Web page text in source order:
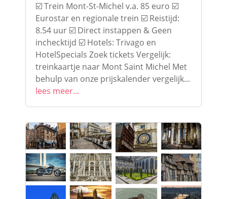
☑️ Trein Mont-St-Michel v.a. 85 euro ☑️
Eurostar en regionale trein ☑️ Reistijd:
8.54 uur ☑️ Direct instappen & Geen
inchecktijd ☑️ Hotels: Trivago en
HotelSpecials Zoek tickets Vergelijk:
treinkaartje naar Mont Saint Michel Met
behulp van onze prijskalender vergelijk...
lees meer...